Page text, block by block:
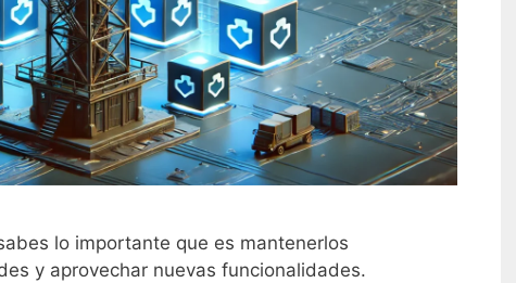
lo importante que es mantenerlos
y aprovechar nuevas funcionalidades.